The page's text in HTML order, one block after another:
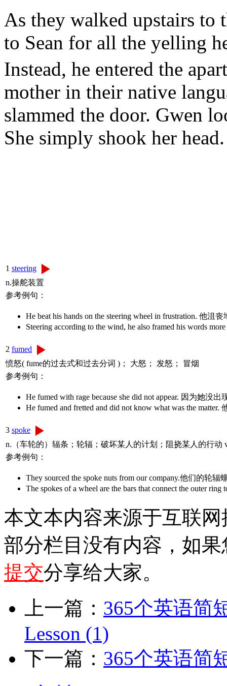
As they walked upstairs to
to Sean for all the yelling
Instead, he entered the
mother in their native
slammed the door. Gwen
She simply shook her head.
1 steering
n.操舵装置
参考例句：
He beat his hands on the steering wheel in frustration. 他沮
Steering according to the wind, he also framed his words
2 fumed
愤怒( fume的过去式和过去分词 )； 大怒； 发怒； 冒烟
参考例句：
He fumed with rage because she did not appear. 因为她没
He fumed and fretted and did not know what was the
3 spoke
n.（车轮的）辐条；轮辐；破坏某人的计划；阻挠某人的行动
参考例句：
They sourced the spoke nuts from our company.他们的轮
The spokes of a wheel are the bars that connect the outer
本文本内容来源于互联
部分栏目没有内容，如
提交分享给大家。
上一篇： 365个英语简
Lesson (1)
下一篇： 365个英语简